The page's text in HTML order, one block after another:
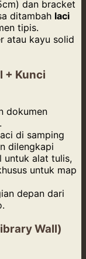
dan bracket
ditambah laci
tipis.
atau kayu solid
+ Kunci
dokumen
di samping
dilengkapi
untuk alat tulis,
untuk map
depan dari
Wall)